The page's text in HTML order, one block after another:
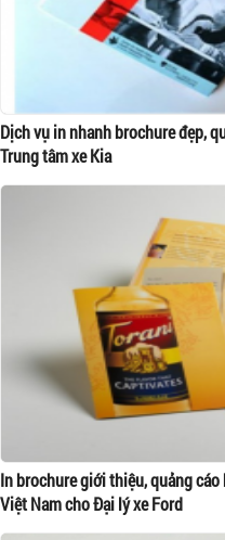
Dịch vụ in nhanh brochure đẹp,
Trung tâm xe Kia
In brochure giới thiệu, quảng
Việt Nam cho Đại lý xe Ford